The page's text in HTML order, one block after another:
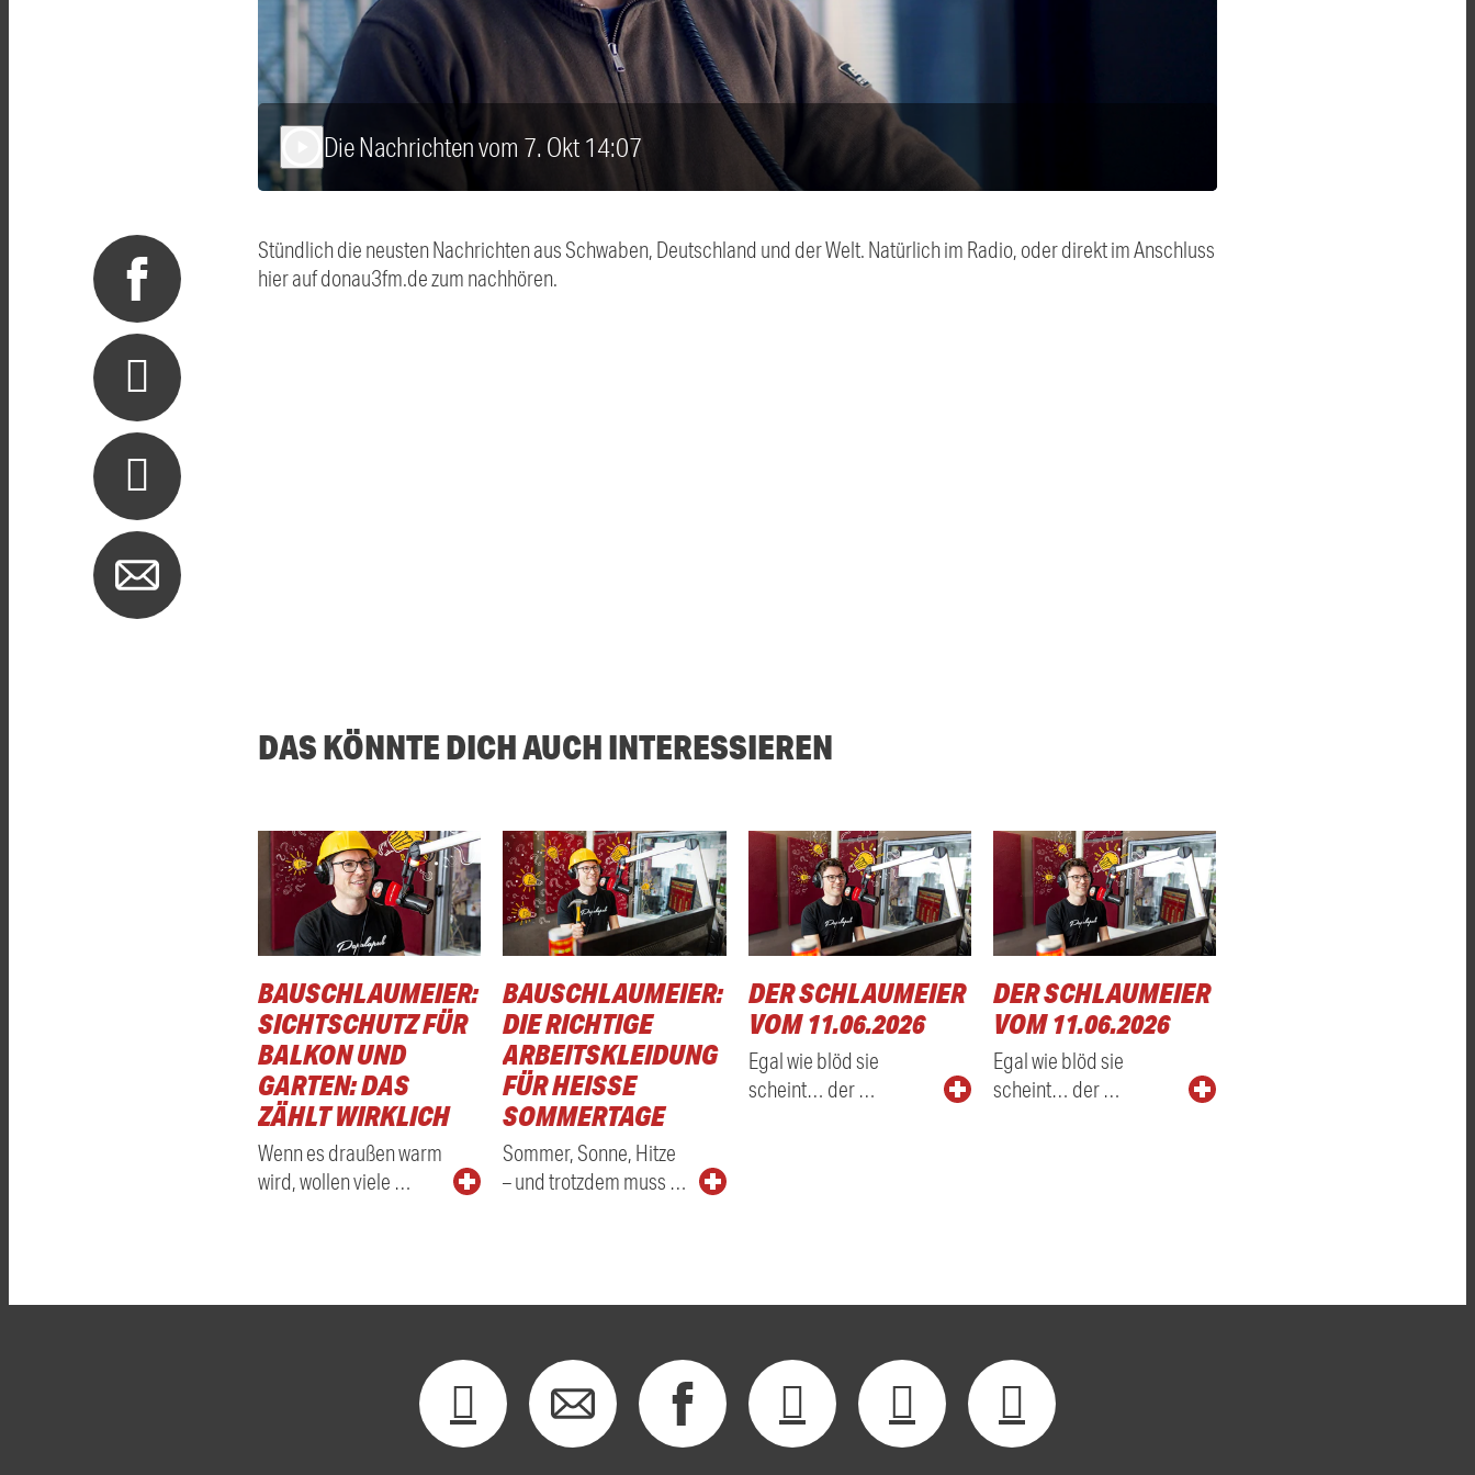
Die Nachrichten vom 7. Okt 14:07
Stündlich die neusten Nachrichten aus Schwaben, Deutschland und der Welt. Natürlich im Radio, oder direkt im Anschluss
hier auf donau3fm.de zum nachhören.
DAS KÖNNTE DICH AUCH INTERESSIEREN
BAUSCHLAUMEIER:
SICHTSCHUTZ FÜR
BALKON UND
GARTEN: DAS
ZÄHLT WIRKLICH
Wenn es draußen warm
wird, wollen viele …
BAUSCHLAUMEIER:
DIE RICHTIGE
ARBEITSKLEIDUNG
FÜR HEISSE S
OMMERTAGE
Sommer, Sonne, Hitze
– und trotzdem muss …
DER SCHLAUMEIER
VOM 11.06.2026
Egal wie blöd sie
scheint… der …
DER SCHLAUMEIER
VOM 11.06.2026
Egal wie blöd sie
scheint… der …